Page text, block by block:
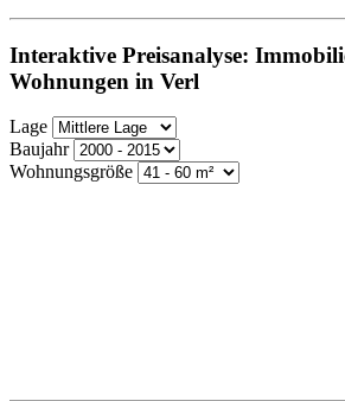
Interaktive Preisanalyse:
Wohnungen in Verl
Lage
Baujahr
Wohnungsgröße